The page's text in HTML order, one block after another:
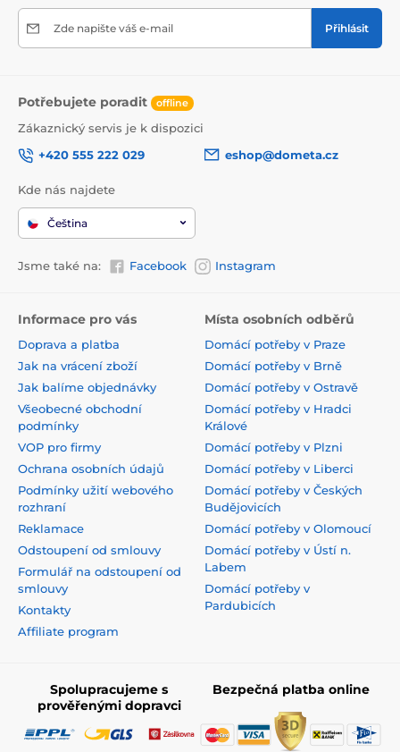
Zde napište váš e-mail Přihlásit
Potřebujete poradit offline
Zákaznický servis je k dispozici
+420 555 222 029
eshop@dometa.cz
Kde nás najdete
Čeština
Jsme také na: Facebook Instagram
Informace pro vás
Doprava a platba
Jak na vrácení zboží
Jak balíme objednávky
Všeobecné obchodní
podmínky
VOP pro firmy
Ochrana osobních údajů
Podmínky užití webového
rozhraní
Reklamace
Odstoupení od smlouvy
Formulář na odstoupení od
smlouvy
Kontakty
Affiliate program
Místa osobních odběrů
Domácí potřeby v Praze
Domácí potřeby v Brně
Domácí potřeby v Ostravě
Domácí potřeby v Hradci
Králové
Domácí potřeby v Plzni
Domácí potřeby v Liberci
Domácí potřeby v Českých
Budějovicích
Domácí potřeby v Olomoucí
Domácí potřeby v Ústí n.
Labem
Domácí potřeby v
Pardubicích
Spolupracujeme s
prověřenými dopravci
Bezpečná platba online